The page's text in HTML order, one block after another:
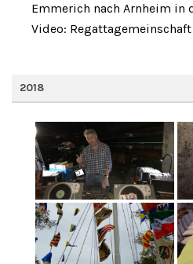
Emmerich nach Arnheim in
Video: Regattagemeinschaft
2018